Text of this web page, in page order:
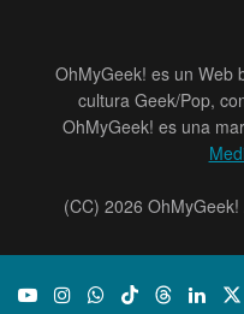
OhMyGeek! es un Web
cultura Geek/Pop,
OhMyGeek! es una
(CC) 2026